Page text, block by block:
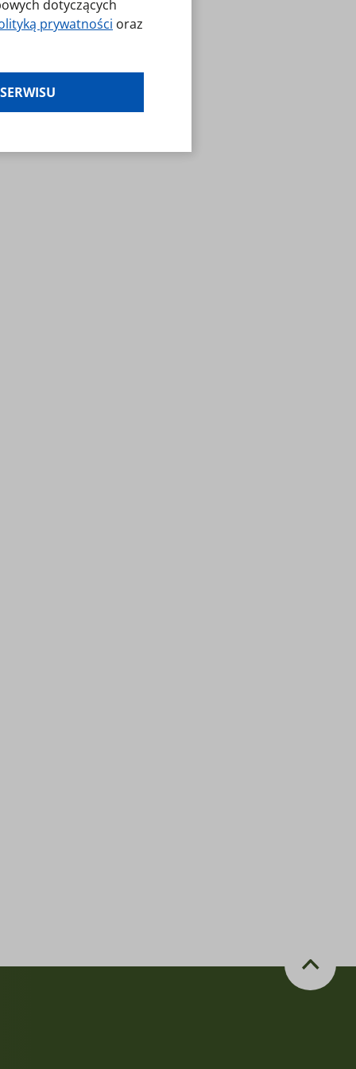
dotyczących
prywatności oraz
— zresetuj